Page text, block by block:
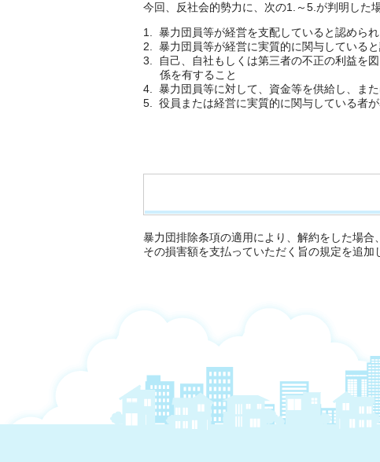
今回、反社会的勢力に、次の1.～5.が判明した
暴力団員等が経営を支配していると認めら
暴力団員等が経営に実質的に関与している
自己、自社もしくは第三者の不正の利益を
係を有すること
暴力団員等に対して、資金等を供給し、ま
役員または経営に実質的に関与している者
暴力団排除条項の適用により、解約をした場
その損害額を支払っていただく旨の規定を追加